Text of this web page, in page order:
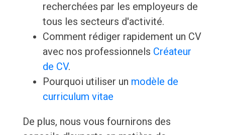
recherchées par les employeurs de
tous les secteurs d'activité.
Comment rédiger rapidement un CV
avec nos professionnels Créateur
de CV.
Pourquoi utiliser un modèle de
curriculum vitae
De plus, nous vous fournirons des